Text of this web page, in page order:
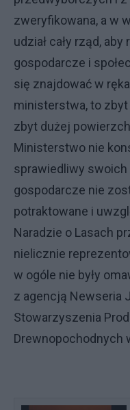
zweryfikowana, a w
udział cały rząd,
gospodarcze i
się znajdować w
ministerstwa, to
zbyt dużej
Ministerstwo nie
sprawiedliwy
gospodarcze nie
potraktowane i
Naradzie o Lasach
nielicznie
w ogóle nie były
z agencją Newseria
Stowarzyszenia
Drewnopochodnych